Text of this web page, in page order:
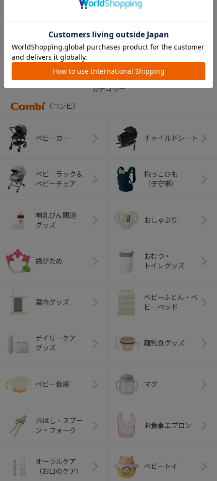
CATEGORY
カテゴリー
（コンビ）
ベビーカー チャイルドシート
ベビーラック＆
ベビーチェア
抱っこひも
（子守帯）
哺乳びん関連
グッズ
おしゃぶり
歯がため
おむつ・
トイレグッズ
室内グッズ
ベビーふとん・ベ
ビーベッド
デイリーケア
グッズ
離乳食グッズ
ベビー食器 マグ
おはし・スプー
ン・フォーク
お食事エプロン
オーラルケア
（お口のケア）
ベビートイ